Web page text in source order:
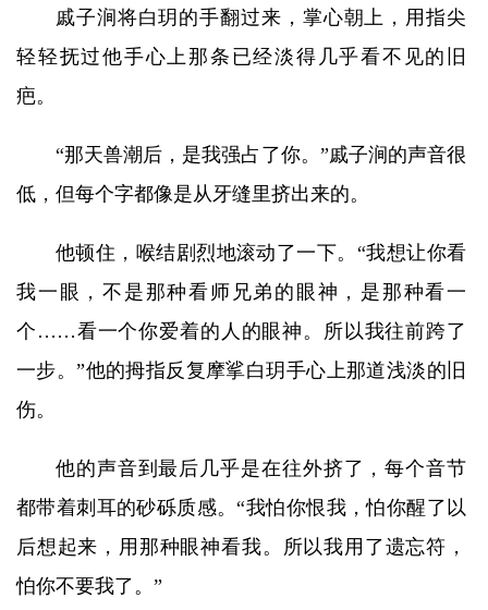
戚子涧将白玥的手翻过来，掌心朝上，用指尖
轻轻抚过他手心上那条已经淡得几乎看不见的旧
疤。
“那天兽潮后，是我强占了你。”戚子涧的声音很
低，但每个字都像是从牙缝里挤出来的。
他顿住，喉结剧烈地滚动了一下。“我想让你看
我一眼，不是那种看师兄弟的眼神，是那种看一
个……看一个你爱着的人的眼神。所以我往前跨了
一步。”他的拇指反复摩挲白玥手心上那道浅淡的旧
伤。
他的声音到最后几乎是在往外挤了，每个音节
都带着刺耳的砂砾质感。“我怕你恨我，怕你醒了以
后想起来，用那种眼神看我。所以我用了遗忘符，
怕你不要我了。”